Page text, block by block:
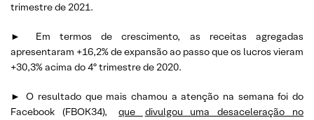
trimestre de 2021.
►
Em termos de crescimento, as receitas agregadas
apresentaram +16,2% de expansão ao passo que os lucros vieram
+30,3% acima do 4º trimestre de 2020.
►
O resultado que mais chamou a atenção na semana foi do
Facebook (FBOK34),
que
divulgou uma desaceleração no